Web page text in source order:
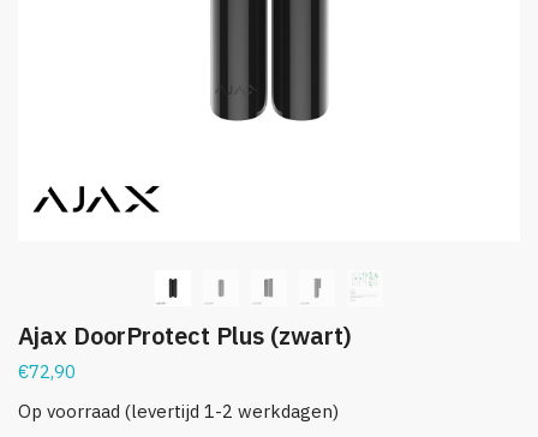
Ajax DoorProtect Plus (zwart)
€72,90
Op voorraad (levertijd 1-2 werkdagen)